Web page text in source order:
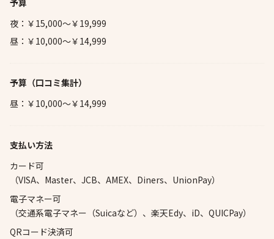
予算
夜：￥15,000～￥19,999
昼：￥10,000～￥14,999
予算 （口コミ集計）
昼：￥10,000～￥14,999
支払い方法
カード可
（VISA、Master、JCB、AMEX、Diners、UnionPay）
電子マネー可
（交通系電子マネー（Suicaなど）、楽天Edy、iD、QUICPay）
QRコード決済可